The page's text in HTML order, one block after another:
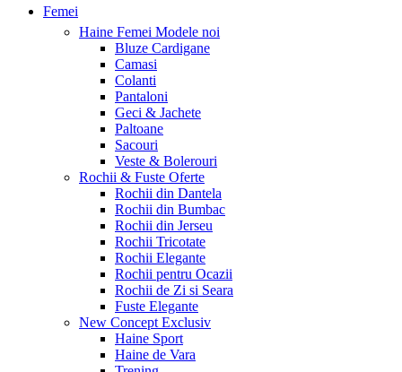
Femei
Haine Femei Modele noi
Bluze Cardigane
Camasi
Colanti
Pantaloni
Geci & Jachete
Paltoane
Sacouri
Veste & Bolerouri
Rochii & Fuste Oferte
Rochii din Dantela
Rochii din Bumbac
Rochii din Jerseu
Rochii Tricotate
Rochii Elegante
Rochii pentru Ocazii
Rochii de Zi si Seara
Fuste Elegante
New Concept Exclusiv
Haine Sport
Haine de Vara